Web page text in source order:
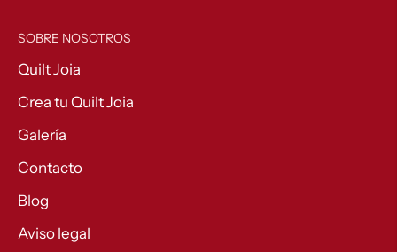
SOBRE NOSOTROS
Quilt Joia
Crea tu Quilt Joia
Galería
Contacto
Blog
Aviso legal